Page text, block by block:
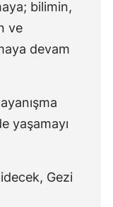
bilimin,
ve
devam
yaşamayı
Gezi